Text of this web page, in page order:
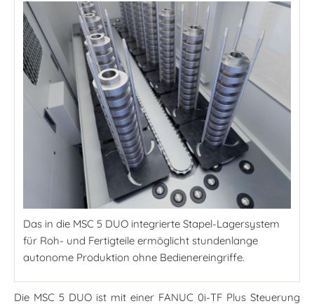
Das in die MSC 5 DUO integrierte Stapel-Lagersystem
für Roh- und Fertigteile ermöglicht stundenlange
autonome Produktion ohne Bedienereingriffe.
Die MSC 5 DUO ist mit einer FANUC 0i-TF Plus Steuerung